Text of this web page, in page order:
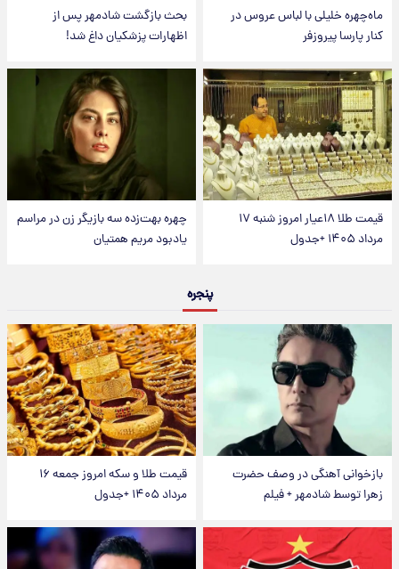
ماه‌چهره خلیلی با لباس عروس در
کنار پارسا پیروزفر
بحث بازگشت شادمهر پس از
اظهارات پزشکیان داغ شد!
قیمت طلا ۱۸عیار امروز شنبه ۱۷
مرداد ۱۴۰۵ +جدول
چهره بهت‌زده سه بازیگر زن در مراسم
یادبود مریم همتیان
پنجره
بازخوانی آهنگی در وصف حضرت
زهرا توسط شادمهر + فیلم
قیمت طلا و سکه امروز جمعه ۱۶
مرداد ۱۴۰۵ +جدول